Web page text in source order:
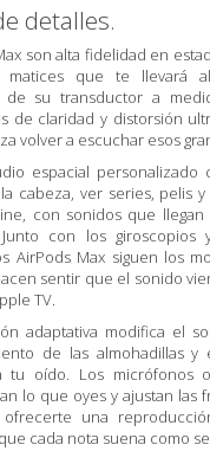
detalles.
son alta fidelidad en
matices que te llevará
de su transductor a
de claridad y distorsión
volver a escuchar esos
espacial personalizado
cabeza, ver series, pelis
con sonidos que llegan
con los giroscopios
AirPods Max siguen los
sentir que el sonido
TV.
adaptativa modifica el
de las almohadillas
tu oído. Los micrófonos
lo que oyes y ajustan las
ofrecerte una
cada nota suena como